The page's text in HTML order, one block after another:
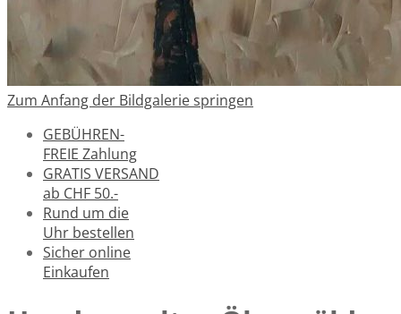
Zum Anfang der Bildgalerie springen
GEBÜHREN-
FREIE Zahlung
GRATIS VERSAND
ab CHF 50.-
Rund um die
Uhr bestellen
Sicher online
Einkaufen